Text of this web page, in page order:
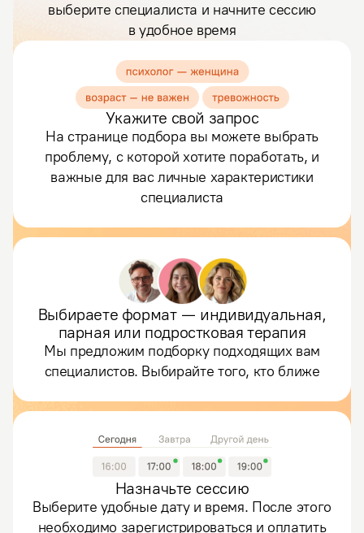
выберите специалиста и начните сессию
в удобное время
Укажите свой запрос
На странице подбора вы можете выбрать
проблему, с которой хотите поработать, и
важные для вас личные характеристики
специалиста
Выбираете формат — индивидуальная,
парная или подростковая терапия
Мы предложим подборку подходящих вам
специалистов. Выбирайте того, кто ближе
Назначьте сессию
Выберите удобные дату и время. После этого
необходимо зарегистрироваться и оплатить